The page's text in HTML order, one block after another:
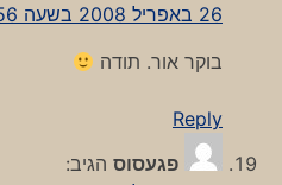
26 באפריל 2008 בשעה 9:56
בוקר אור. תודה
Reply
פגעסוס הגיב: